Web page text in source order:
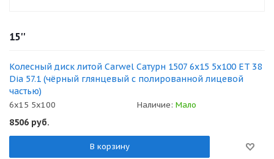
15''
Колесный диск литой Carwel Сатурн 1507 6x15 5x100 ET 38
Dia 57.1 (чёрный глянцевый с полированной лицевой
частью)
6x15 5x100 Наличие: Мало
8506 руб.
В корзину